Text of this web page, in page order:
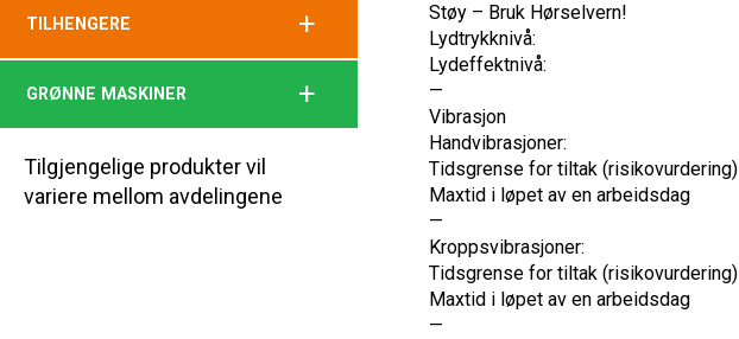
TILHENGERE +
GRØNNE MASKINER +
Tilgjengelige produkter vil
variere mellom avdelingene
Støy – Bruk Hørselvern!
Lydtrykknivå:
Lydeffektnivå:
—
Vibrasjon
Handvibrasjoner:
Tidsgrense for tiltak (risikovurdering)
Maxtid i løpet av en arbeidsdag
—
Kroppsvibrasjoner:
Tidsgrense for tiltak (risikovurdering)
Maxtid i løpet av en arbeidsdag
—